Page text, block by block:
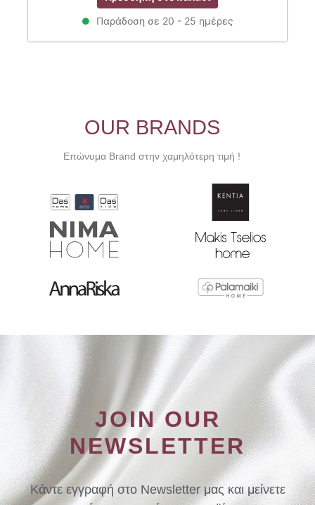
17.00€.είναι:
Παράδοση σε 20 - 25 ημέρες
OUR BRANDS
Επώνυμα Brand στην χαμηλότερη τιμή !
JOIN OUR
NEWSLETTER
Κάντε εγγραφή στο Newsletter μας και μείνετε